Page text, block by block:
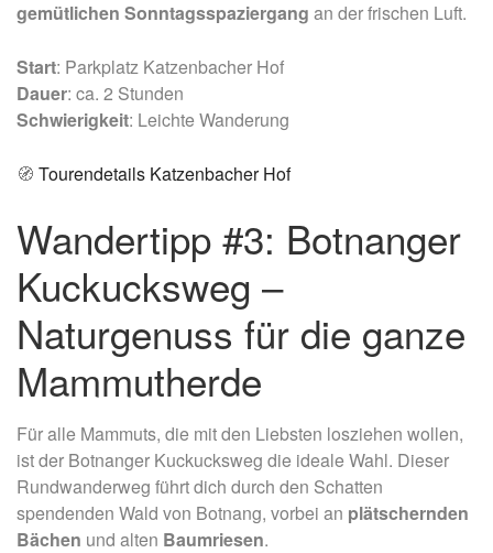
gemütlichen Sonntagsspaziergang an der frischen Luft.
Start: Parkplatz Katzenbacher Hof
Dauer: ca. 2 Stunden
Schwierigkeit: Leichte Wanderung
🧭 Tourendetails Katzenbacher Hof
Wandertipp #3: Botnanger
Kuckucksweg –
Naturgenuss für die ganze
Mammutherde
Für alle Mammuts, die mit den Liebsten losziehen wollen,
ist der Botnanger Kuckucksweg die ideale Wahl. Dieser
Rundwanderweg führt dich durch den Schatten
spendenden Wald von Botnang, vorbei an plätschernden
Bächen und alten Baumriesen.